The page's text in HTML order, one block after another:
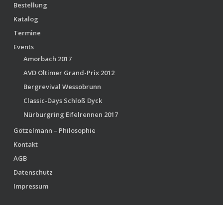
Bestellung
Katalog
Termine
Events
Amorbach 2017
AVD Oltimer Grand-Prix 2012
Bergrevival Wessobrunn
Classic-Days Schloß Dyck
Nürburgring Eifelrennen 2017
Götzelmann – Philosophie
Kontakt
AGB
Datenschutz
Impressum